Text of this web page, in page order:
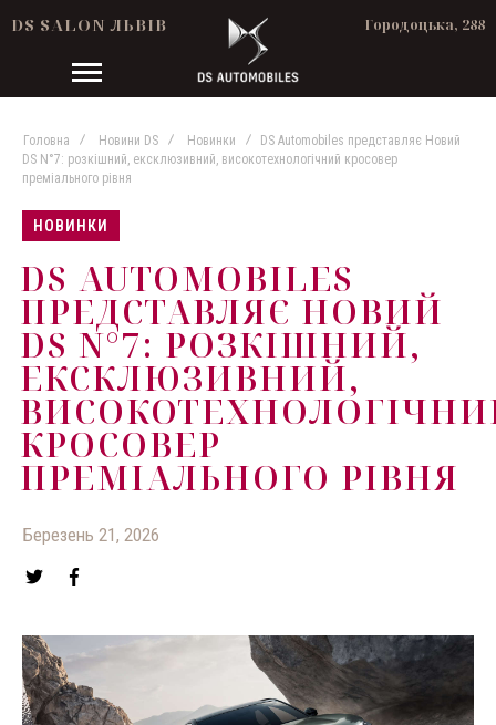
DS SALON ЛЬВІВ Городоцька, 288
Головна Новини DS Новинки
DS Automobiles представляє Новий
DS N°7: розкішний, ексклюзивний, високотехнологічний кросовер
преміального рівня
НОВИНКИ
DS AUTOMOBILES
ПРЕДСТАВЛЯЄ НОВИЙ
DS N°7: РОЗКІШНИЙ,
ЕКСКЛЮЗИВНИЙ,
КРОСОВЕР
ПРЕМІАЛЬНОГО РІВНЯ
Березень 21, 2026